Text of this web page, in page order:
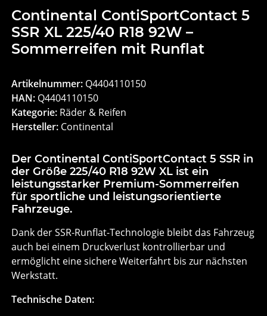
Continental ContiSportContact 5
SSR XL 225/40 R18 92W –
Sommerreifen mit Runflat
Artikelnummer: Q4404110150
HAN: Q4404110150
Kategorie: Räder & Reifen
Hersteller: Continental
Der Continental ContiSportContact 5 SSR in
der Größe 225/40 R18 92W XL ist ein
leistungsstarker Premium-Sommerreifen
für sportliche und leistungsorientierte
Fahrzeuge.
Dank der SSR-Runflat-Technologie bleibt das Fahrzeug
auch bei einem Druckverlust kontrollierbar und
ermöglicht eine sichere Weiterfahrt bis zur nächsten
Werkstatt.
Technische Daten: